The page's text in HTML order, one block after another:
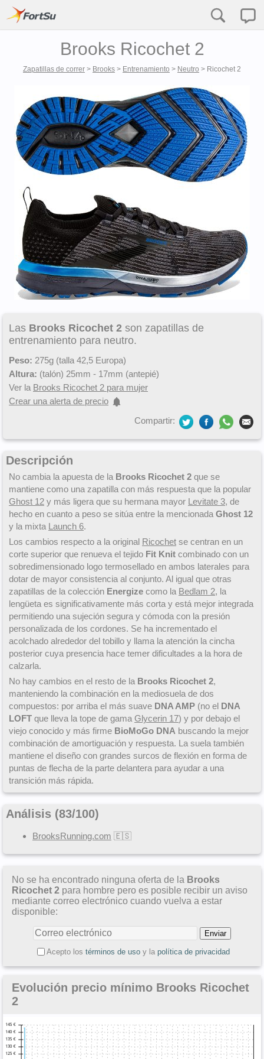
Brooks Ricochet 2
Zapatillas de correr > Brooks > Entrenamiento > Neutro > Ricochet 2
Las Brooks Ricochet 2 son zapatillas de
entrenamiento para neutro.
Peso: 275g (talla 42,5 Europa)
Altura: (talón) 25mm - 17mm (antepié)
Ver la Brooks Ricochet 2 para mujer
Crear una alerta de precio
Compartir:
Descripción
No cambia la apuesta de la Brooks Ricochet 2 que se
mantiene como una zapatilla con más respuesta que la popular
Ghost 12 y más ligera que su hermana mayor Levitate 3, de
hecho en cuanto a peso se sitúa entre la mencionada Ghost 12
y la mixta Launch 6.
Los cambios respecto a la original Ricochet se centran en un
corte superior que renueva el tejido Fit Knit combinado con un
sobredimensionado logo termosellado en ambos laterales para
dotar de mayor consistencia al conjunto. Al igual que otras
zapatillas de la colección Energize como la Bedlam 2, la
lengüeta es significativamente más corta y está mejor integrada
permitiendo una sujeción segura y cómoda con la presión
personalizada de los cordones. Se ha incrementado el
acolchado alrededor del tobillo y llama la atención la cincha
posterior cuya presencia hace temer dificultades a la hora de
calzarla.
No hay cambios en el resto de la Brooks Ricochet 2,
manteniendo la combinación en la mediosuela de dos
compuestos: por arriba el más suave DNA AMP (no el DNA
LOFT que lleva la tope de gama Glycerin 17) y por debajo el
viejo conocido y más firme BioMoGo DNA buscando la mejor
combinación de amortiguación y respuesta. La suela también
mantiene el diseño con grandes surcos de flexión en forma de
puntas de flecha de la parte delantera para ayudar a una
transición más rápida.
Análisis (83/100)
BrooksRunning.com 🇪🇸
No se ha encontrado ninguna oferta de la Brooks
Ricochet 2 para hombre pero es posible recibir un aviso
mediante correo electrónico cuando vuelva a estar
disponible:
Acepto los términos de usoy la política de privacidad
Evolución precio mínimo Brooks Ricochet
2